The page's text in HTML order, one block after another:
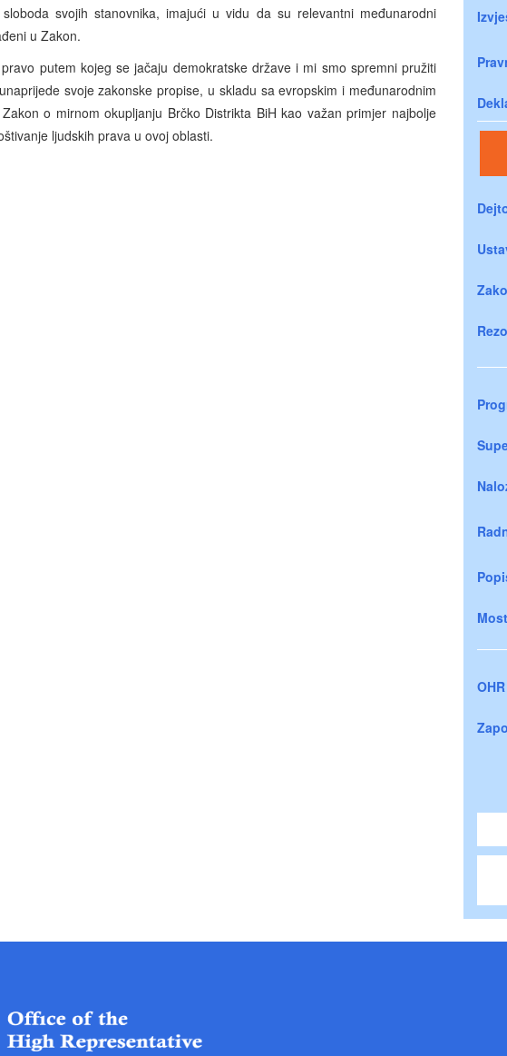
svojih stanovnika, imajući u vidu da su relevantni međunarodni
u Zakon.
putem kojeg se jačaju demokratske države i mi smo spremni pružiti
svoje zakonske propise, u skladu sa evropskim i međunarodnim
o mirnom okupljanju Brčko Distrikta BiH kao važan primjer najbolje
ljudskih prava u ovoj oblasti.